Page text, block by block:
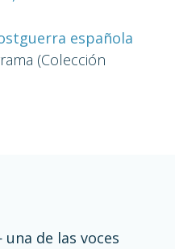
española
(Colección
de las voces